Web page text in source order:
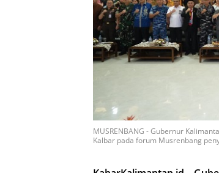
MUSRENBANG - Gubernur
Kalbar pada forum Musrenbang